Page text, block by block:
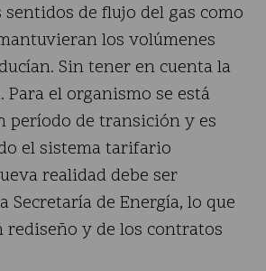
sentidos de flujo del gas como
los volúmenes
Sin tener en cuenta la
Para el organismo se está
período de transición y es
el sistema tarifario
realidad debe ser
Secretaría de Energía, lo que
rediseño y de los contratos